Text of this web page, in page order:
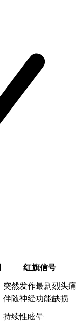
红旗信号
突然发作最剧烈头痛
伴随神经功能缺损
持续性眩晕